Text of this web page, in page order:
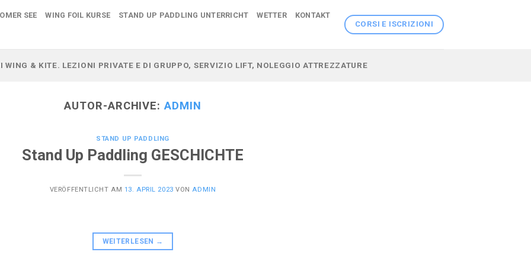
SEE WING FOIL KURSE STAND UP PADDLING UNTERRICHT WETTER
KONTAKT
CORSI E ISCRIZIONI
& KITE. LEZIONI PRIVATE E DI GRUPPO, SERVIZIO LIFT, NOLEGGIO ATTREZZATURE
AUTOR-ARCHIVE:ADMIN
STAND UP PADDLING
Stand Up Paddling GESCHICHTE
VERÖFFENTLICHT AM 13. APRIL 2023 VONADMIN
WEITERLESEN →